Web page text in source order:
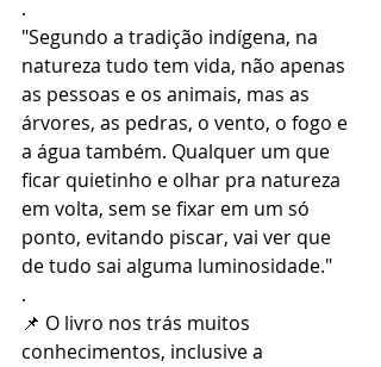
.
"Segundo a tradição indígena, na
natureza tudo tem vida, não apenas
as pessoas e os animais, mas as
árvores, as pedras, o vento, o fogo e
a água também. Qualquer um que
ficar quietinho e olhar pra natureza
em volta, sem se fixar em um só
ponto, evitando piscar, vai ver que
de tudo sai alguma luminosidade."
.
📌 O livro nos trás muitos
conhecimentos, inclusive a